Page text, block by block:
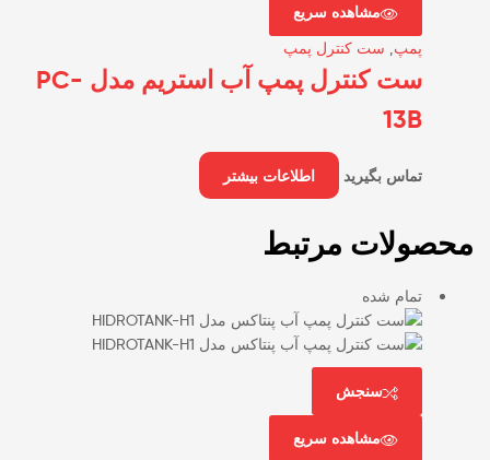
مشاهده سریع
پمپ ست کنترل پمپ
ست کنترل پمپ آب استریم مدل PC-
13B
تماس بگیرید اطلاعات بیشتر
محصولات مرتبط
تمام شده
سنجش
مشاهده سریع